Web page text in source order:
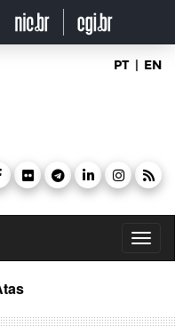
PT | EN